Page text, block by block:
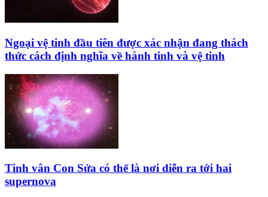
Ngoại vệ tinh đầu tiên được xác nhận đang thách
thức cách định nghĩa về hành tinh và vệ tinh
Tinh vân Con Sứa có thể là nơi diễn ra tới hai
supernova